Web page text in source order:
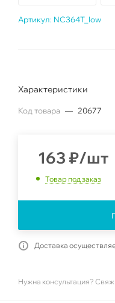
Артикул: NC364T_low
Характеристики
Код товара — 20677
163 ₽/шт
Товар под заказ
Доставка
Нужна консультация?